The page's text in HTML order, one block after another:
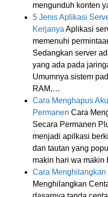
mengunduh konten
5 Jenis Aplikasi
Kerjanya Aplikasi
memenuhi
Sedangkan server
yang ada pada
Umumnya sistem
RAM,…
Cara Menghapus
Permanen Cara
Secara Permanen
menjadi apilkasi
dan tautan yang
makin hari wa
Cara
Menghilangkan